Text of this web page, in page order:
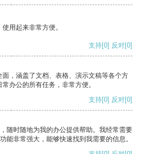
用起来非常方便。
支持[0] 反对[0]
，涵盖了文档、表格、演示文稿等各个方
办公的所有任务，非常方便。
支持[0] 反对[0]
随时随地为我的办公提供帮助。我经常需要
能非常强大，能够快速找到我需要的信息。